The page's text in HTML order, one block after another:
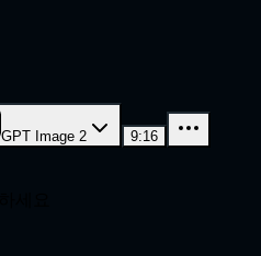
GPT Image 2 9:16